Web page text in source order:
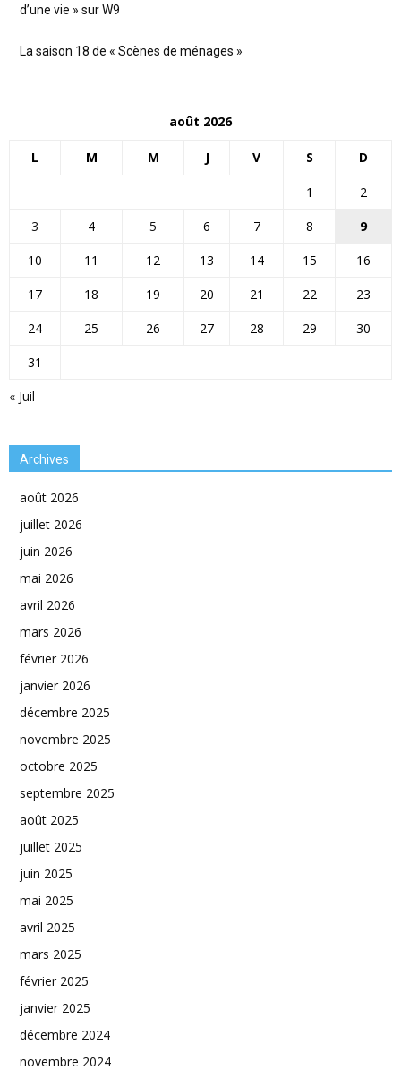
d’une vie » sur W9
La saison 18 de « Scènes de ménages »
août 2026
L M M J V S D
« Juil
1
2
3
4 5 6 7 8
9
10
11 12 13 14 15
16
17
18 19 20 21 22
23
24
25 26 27 28 29
30
31
Archives
août 2026
juillet 2026
juin 2026
mai 2026
avril 2026
mars 2026
février 2026
janvier 2026
décembre 2025
novembre 2025
octobre 2025
septembre 2025
août 2025
juillet 2025
juin 2025
mai 2025
avril 2025
mars 2025
février 2025
janvier 2025
décembre 2024
novembre 2024